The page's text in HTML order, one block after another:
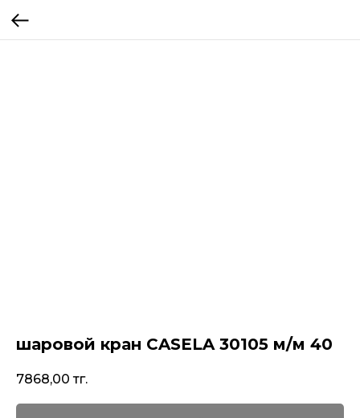
шаровой кран CASELA 30105 м/м 40
7868,00 тг.